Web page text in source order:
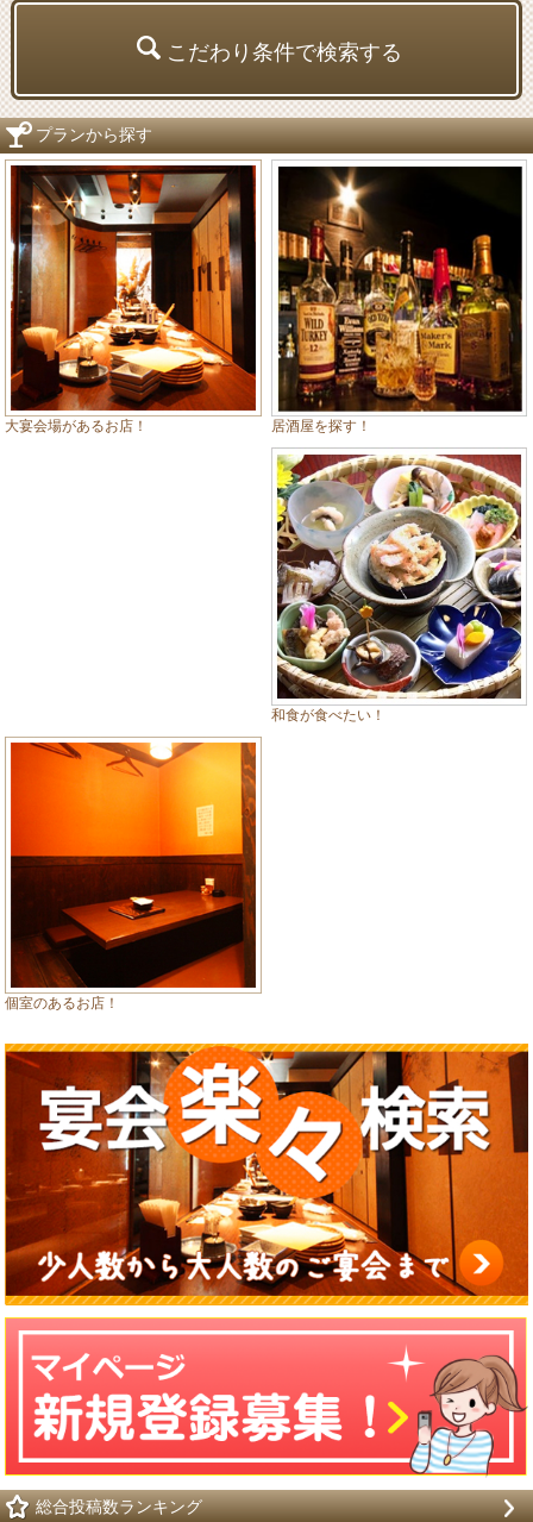
こだわり条件で検索する
プランから探す
大宴会場があるお店！ 居酒屋を探す！
和食が食べたい！
個室のあるお店！
総合投稿数ランキング